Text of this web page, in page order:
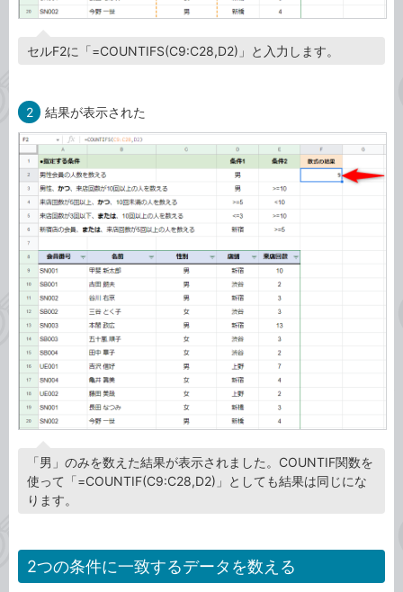
セルF2に「=COUNTIFS(C9:C28,D2)」と入力します。
2 結果が表示された
「男」のみを数えた結果が表示されました。COUNTIF関数を
使って「=COUNTIF(C9:C28,D2)」としても結果は同じにな
ります。
2つの条件に一致するデータを数える